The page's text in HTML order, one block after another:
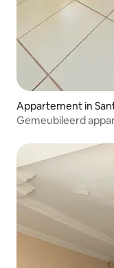
Appartement in
Gemeubileerd